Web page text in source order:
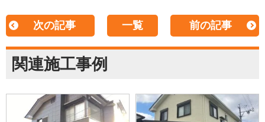
次の記事 一覧 前の記事
関連施工事例